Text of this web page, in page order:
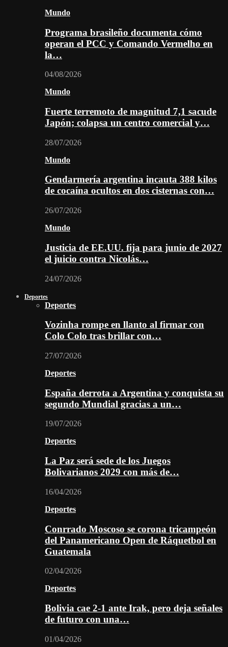
Mundo
Programa brasileño documenta cómo
operan el PCC y Comando Vermelho en
la…
04/08/2026
Mundo
Fuerte terremoto de magnitud 7,1 sacude
Japón; colapsa un centro comercial y…
28/07/2026
Mundo
Gendarmería argentina incauta 388 kilos
de cocaína ocultos en dos cisternas con…
26/07/2026
Mundo
Justicia de EE.UU. fija para junio de 2027
el juicio contra Nicolás…
24/07/2026
Deportes
Deportes
Vozinha rompe en llanto al firmar con
Colo Colo tras brillar con…
27/07/2026
Deportes
España derrota a Argentina y conquista su
segundo Mundial gracias a un…
19/07/2026
Deportes
La Paz será sede de los Juegos
Bolivarianos 2029 con más de…
16/04/2026
Deportes
Conrrado Moscoso se corona tricampeón
del Panamericano Open de Ráquetbol en
Guatemala
02/04/2026
Deportes
Bolivia cae 2-1 ante Irak, pero deja señales
de futuro con una…
01/04/2026